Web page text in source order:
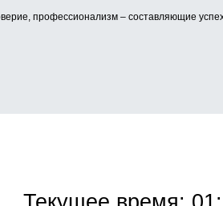
профессионализм – составляющие